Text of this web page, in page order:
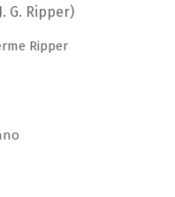
G. Ripper)
Ripper